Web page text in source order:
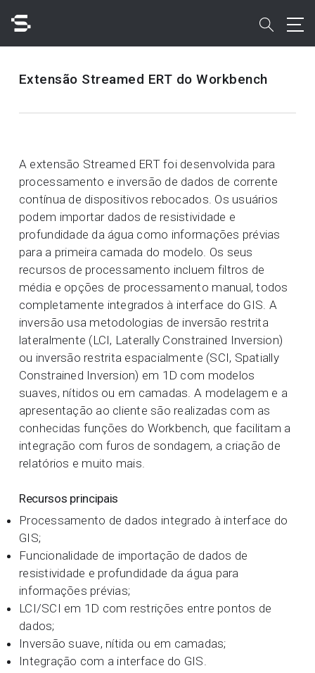
main
Acesso rápido a
search
Extensão Streamed ERT do Workbench
A extensão Streamed ERT foi desenvolvida para
processamento e inversão de dados de corrente
contínua de dispositivos rebocados. Os usuários
podem importar dados de resistividade e
profundidade da água como informações prévias
para a primeira camada do modelo. Os seus
recursos de processamento incluem filtros de
média e opções de processamento manual, todos
completamente integrados à interface do GIS. A
inversão usa metodologias de inversão restrita
lateralmente (LCI, Laterally Constrained Inversion)
ou inversão restrita espacialmente (SCI, Spatially
Constrained Inversion) em 1D com modelos
suaves, nítidos ou em camadas. A modelagem e a
apresentação ao cliente são realizadas com as
conhecidas funções do Workbench, que facilitam a
integração com furos de sondagem, a criação de
relatórios e muito mais.
Recursos principais
Processamento de dados integrado à interface do
GIS;
Funcionalidade de importação de dados de
resistividade e profundidade da água para
informações prévias;
LCI/SCI em 1D com restrições entre pontos de
dados;
Inversão suave, nítida ou em camadas;
Integração com a interface do GIS.